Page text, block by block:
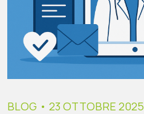
BLOG • 23 OTTOBRE 2025